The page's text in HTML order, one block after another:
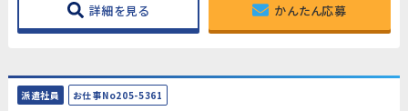
詳細を見る かんたん応募
派遣社員 お仕事No205-5361